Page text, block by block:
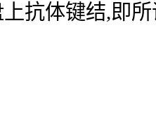
抗体键结,即